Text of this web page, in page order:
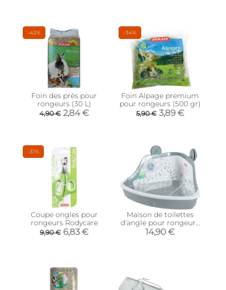
-42%
Foin des près pour
rongeurs (30 L)
4,90 € 2,84 €
-34%
Foin Alpage premium
pour rongeurs (500 gr)
5,90 € 3,89 €
-31%
Coupe ongles pour
rongeurs Rodycare
9,90 € 6,83 €
Maison de toilettes
d'angle pour rongeurs
32x25 cm (Gris)
14,90 €